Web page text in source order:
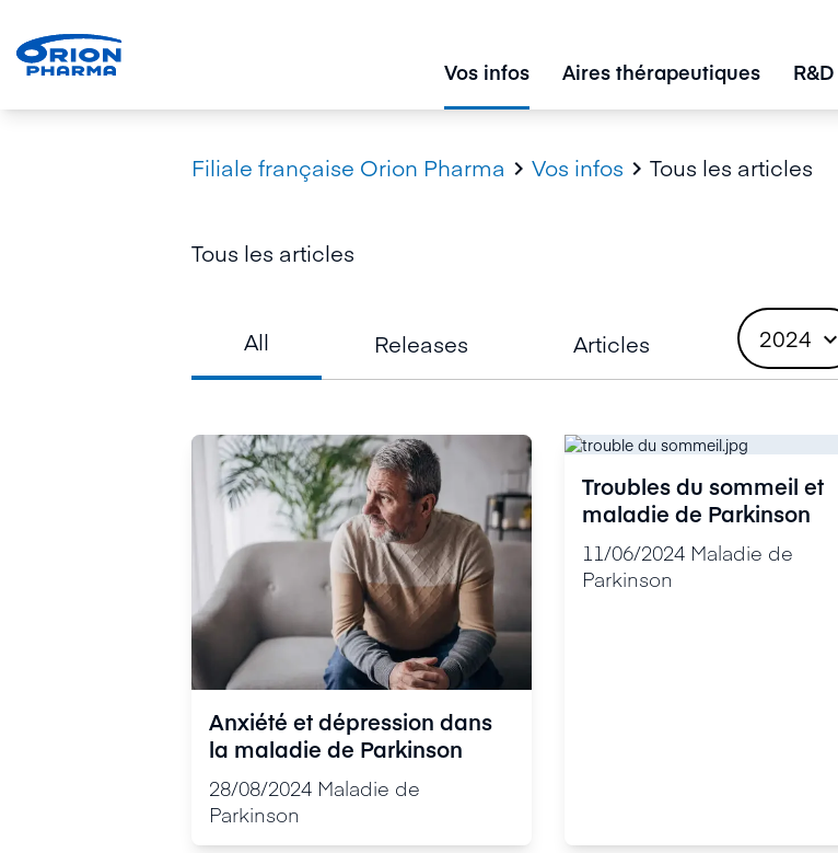
Vos infos Aires thérapeutiques R&D
Filiale française Orion Pharma  Vos infos  Tous les articles
Tous les articles
All Releases Articles 2024 expand_more
Anxiété et dépression dans
la maladie de Parkinson
28/08/2024 Maladie de
Parkinson
Troubles du sommeil et
maladie de Parkinson
11/06/2024 Maladie de
Parkinson